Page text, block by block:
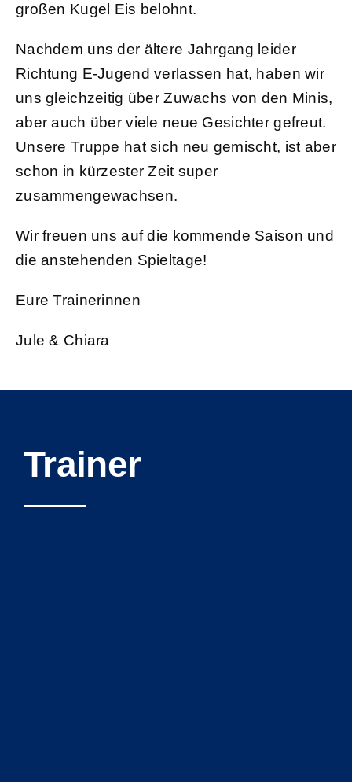
großen Kugel Eis belohnt.
Nachdem uns der ältere Jahrgang leider
Richtung E-Jugend verlassen hat, haben wir
uns gleichzeitig über Zuwachs von den Minis,
aber auch über viele neue Gesichter gefreut.
Unsere Truppe hat sich neu gemischt, ist aber
schon in kürzester Zeit super
zusammengewachsen.
Wir freuen uns auf die kommende Saison und
die anstehenden Spieltage!
Eure Trainerinnen
Jule & Chiara
Trainer